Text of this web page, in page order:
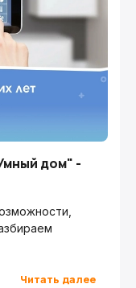
дом" -
Читать далее